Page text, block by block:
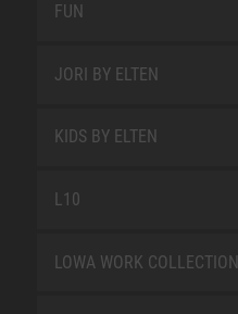
FUN
JORI BY ELTEN
KIDS BY ELTEN
L10
LOWA WORK COLLECTION